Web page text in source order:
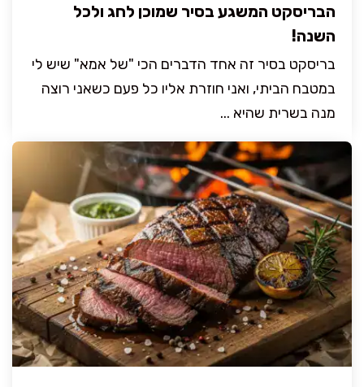
הבריסקט המשגע בסיר שמוכן לחג ולכל
השנה!
בריסקט בסיר זה אחד הדברים הכי "של אמא" שיש לי
במטבח הביתי, ואני חוזרת אליו כל פעם כשאני רוצה
מנה בשרית שהיא ...